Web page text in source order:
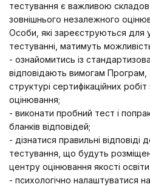
тестування є важливою
зовнішнього незалежного
Особи, які зареєструються для
тестуванні, матимуть
- ознайомитись із
відповідають вимогам Програм,
структурі сертифікаційних
оцінювання;
- виконати пробний тест і
бланків відповідей;
- дізнатися правильні
тестування, що будуть
центру оцінювання якості
- психологічно налаштуватися